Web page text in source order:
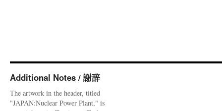
Additional Notes / 謝辞
The artwork in the header, titled
"JAPAN:Nuclear Power Plant," is